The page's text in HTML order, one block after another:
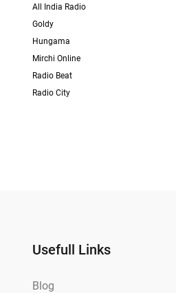
All India Radio
Goldy
Hungama
Mirchi Online
Radio Beat
Radio City
Usefull Links
Blog